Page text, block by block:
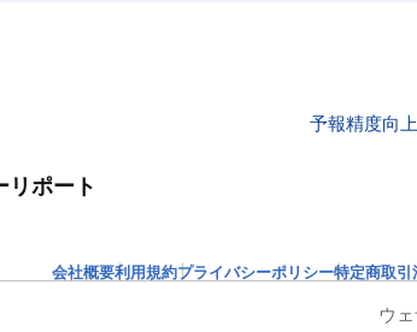
予報精度向
リポート
会社概要利用規約プライバシーポリシー特定商取引
ウ